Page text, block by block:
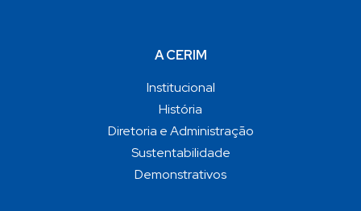
A CERIM
Institucional
História
Diretoria e Administração
Sustentabilidade
Demonstrativos